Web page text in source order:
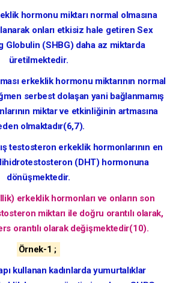
hormonu miktarı normal olmasına
onları etkisiz hale getiren Sex
Globulin (SHBG) daha az miktarda
üretilmektedir.
erkeklik hormonu miktarının normal
serbest dolaşan yani bağlanmamış
miktar ve etkinliğinin artmasına
olmaktadır(6,7).
testosteron erkeklik hormonlarının en
(DHT) hormonuna
dönüşmektedir.
erkeklik hormonları ve onların son
miktarı ile doğru orantılı olarak,
orantılı olarak değişmektedir(10).
Örnek-1 ;
kullanan kadınlarda yumurtalıklar